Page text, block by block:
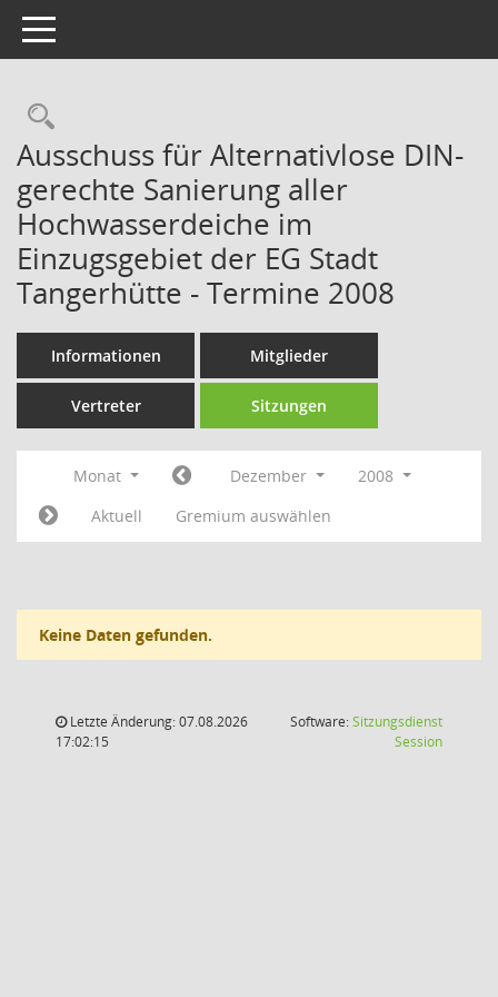
Toggle navigation
Rechercheauswahl
Ausschuss für Alternativlose DIN-
gerechte Sanierung aller
Hochwasserdeiche im
Einzugsgebiet der EG Stadt
Tangerhütte - Termine 2008
Informationen Mitglieder
Vertreter Sitzungen
Monat Dezember
2008
Aktuell
Gremium auswählen
Keine Daten gefunden.
Letzte Änderung: 07.08.2026
17:02:15
Software:Sitzungsdienst
Session(Wird in